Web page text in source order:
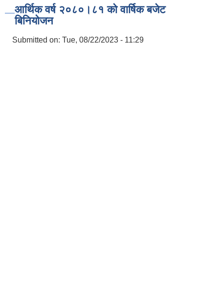
आर्थिक वर्ष २०८०।८१ को वार्षिक बजेट
बिनियोजन
Submitted on: Tue, 08/22/2023 - 11:29